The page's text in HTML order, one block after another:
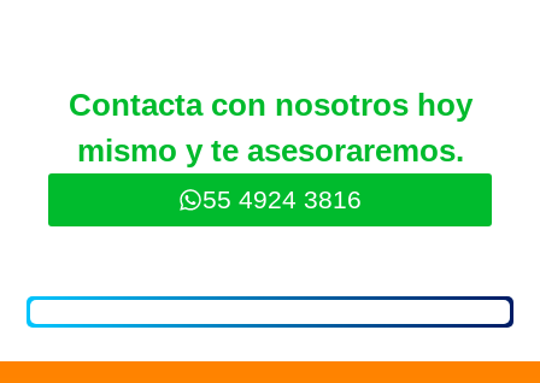
Contacta con nosotros hoy
mismo y te asesoraremos.
55 4924 3816